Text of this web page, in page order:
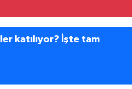
katılıyor? İşte tam